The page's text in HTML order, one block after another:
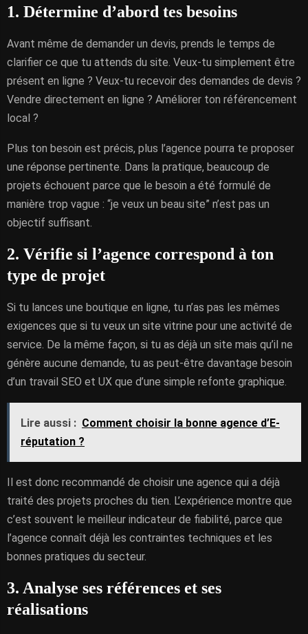
1. Détermine d’abord tes besoins
Avant même de demander un devis, prends le temps de
clarifier ce que tu attends du site. Veux-tu simplement être
présent en ligne ? Veux-tu recevoir des demandes de devis ?
Vendre directement en ligne ? Améliorer ton référencement
local ?
Plus ton besoin est précis, plus l’agence pourra te proposer
une réponse pertinente. Dans la pratique, beaucoup de
projets échouent parce que le besoin a été formulé de
manière trop vague : “je veux un beau site” n’est pas un
objectif suffisant.
2. Vérifie si l’agence correspond à ton
type de projet
Si tu lances une boutique en ligne, tu n’as pas les mêmes
exigences que si tu veux un site vitrine pour une activité de
service. De la même façon, si tu as déjà un site mais qu’il ne
génère aucune demande, tu as peut-être davantage besoin
d’un travail SEO et UX que d’une simple refonte graphique.
Lire aussi : Comment choisir la bonne agence d’E-
réputation ?
Il est donc recommandé de choisir une agence qui a déjà
traité des projets proches du tien. L’expérience montre que
c’est souvent le meilleur indicateur de fiabilité, parce que
l’agence connaît déjà les contraintes techniques et les
bonnes pratiques du secteur.
3. Analyse ses références et ses
réalisations